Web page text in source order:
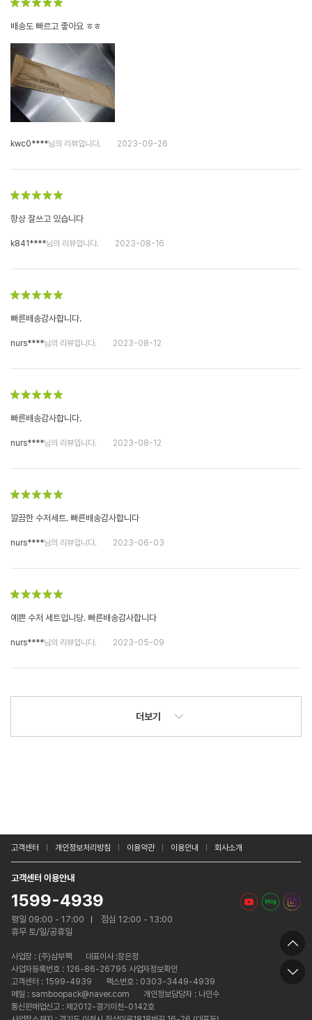
배송도 빠르고 좋아요 ㅎㅎ
kwc0****님의 리뷰입니다. 2023-09-26
항상 잘쓰고 있습니다
k841****님의 리뷰입니다. 2023-08-16
빠른배송감사합니다.
nurs****님의 리뷰입니다. 2023-08-12
빠른배송감사합니다.
nurs****님의 리뷰입니다. 2023-08-12
깔끔한 수저세트. 빠른배송감사합니다
nurs****님의 리뷰입니다. 2023-06-03
예쁜 수저 세트입니당. 빠른배송감사합니다
nurs****님의 리뷰입니다. 2023-05-09
더보기
고객센터 개인정보처리방침 이용약관 이용안내 회사소개
고객센터 이용안내
1599-4939
평일 09:00 - 17:00
점심 12:00 - 13:00
휴무 토/일/공휴일
사업장 : (주)삼부팩
대표이사 :장은정
사업자등록번호 : 126-86-26795 사업자정보확인
고객센터 : 1599-4939
팩스번호 : 0303-3449-4939
메일 : samboopack@naver.com
개인정보담당자 : 나인수
통신판매업신고 : 제2012-경기이천-0142호